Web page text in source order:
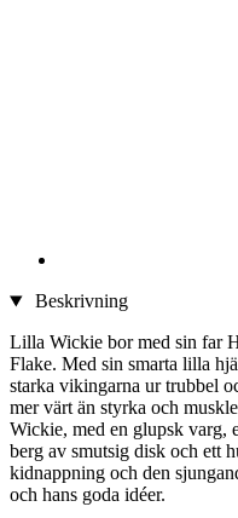
Beskrivning
Lilla Wickie bor med sin far
Flake. Med sin smarta lilla
starka vikingarna ur trubbel
mer värt än styrka och
Wickie, med en glupsk varg,
berg av smutsig disk och ett
kidnappning och den
och hans goda idéer.